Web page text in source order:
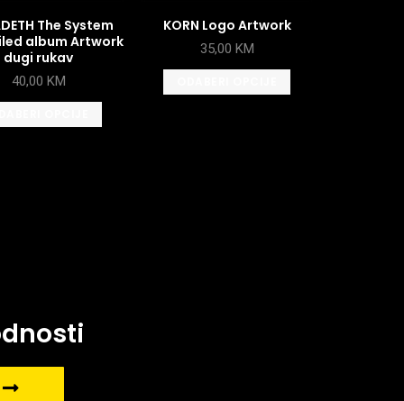
The System
album Artwork
dugi rukav
40,00 KM
KORN Logo Artwork
35,00 KM